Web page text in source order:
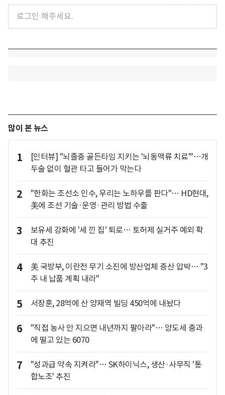
많이 본 뉴스
1
[인터뷰] "뇌졸중 골든타임 지키는 '뇌동맥류 치료'"…개
두술 없이 혈관 타고 들어가 막는다
2
"한화는 조선소 인수, 우리는 노하우를 판다"… HD현대,
美에 조선 기술·운영·관리 방법 수출
3
보유세 강화에 '세 낀 집' 퇴로… 토허제 실거주 예외 확
대 추진
4
美 국방부, 이란전 무기 소진에 방산업체 증산 압박… "3
주 내 납품 계획 내라"
5 서장훈, 28억에 산 양재역 빌딩 450억에 내놨다
6
"직접 농사 안 지으면 내년까지 팔아라"… 양도세 중과
에 떨고 있는 6070
7
"성과급 약속 지켜라"… SK하이닉스, 생산·사무직 '통
합노조' 추진